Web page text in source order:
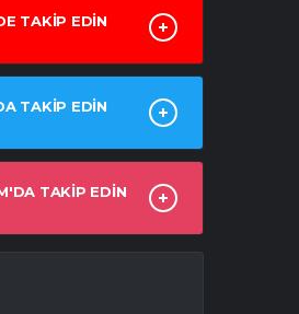
TAKİP EDİN
TAKİP EDİN
TAKİP EDİN